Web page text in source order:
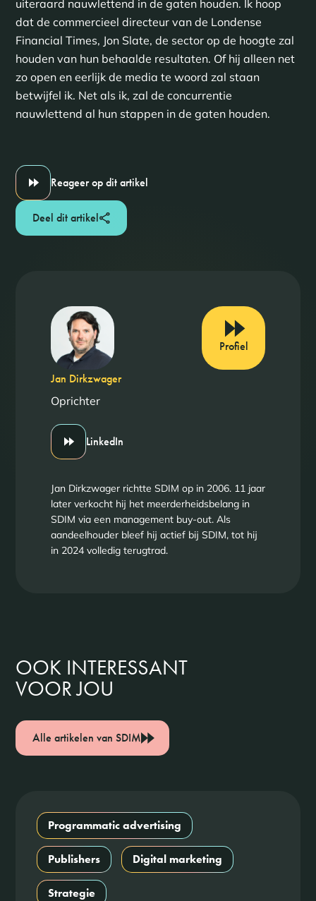
uiteraard nauwlettend in de gaten houden. Ik hoop
dat de commercieel directeur van de Londense
Financial Times, Jon Slate, de sector op de hoogte zal
houden van hun behaalde resultaten. Of hij alleen net
zo open en eerlijk de media te woord zal staan
betwijfel ik. Net als ik, zal de concurrentie
nauwlettend al hun stappen in de gaten houden.
Reageer op dit artikel
Deel dit artikel
Jan Dirkzwager
Oprichter
LinkedIn
Profiel
Jan Dirkzwager richtte SDIM op in 2006. 11 jaar
later verkocht hij het meerderheidsbelang in
SDIM via een management buy-out. Als
aandeelhouder bleef hij actief bij SDIM, tot hij
in 2024 volledig terugtrad.
OOK INTERESSANT
VOOR JOU
Alle artikelen van SDIM
Programmatic advertising
Publishers Digital marketing
Strategie